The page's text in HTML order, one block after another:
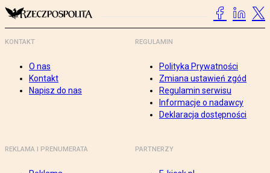
KONTAKT
O nas
Kontakt
Napisz do nas
REGULAMIN
Polityka Prywatności
Zmiana ustawień zgód
Regulamin serwisu
Informacje o nadawcy
Deklaracja dostępności
REKLAMA I PRENUMERATA PARTNERZY